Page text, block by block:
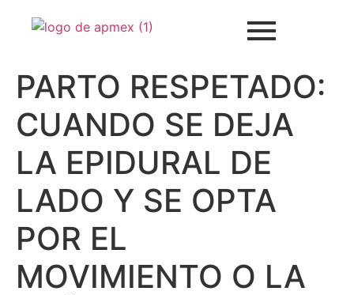
PARTO RESPETADO:
CUANDO SE DEJA
LA EPIDURAL DE
LADO Y SE OPTA
POR EL
MOVIMIENTO O LA